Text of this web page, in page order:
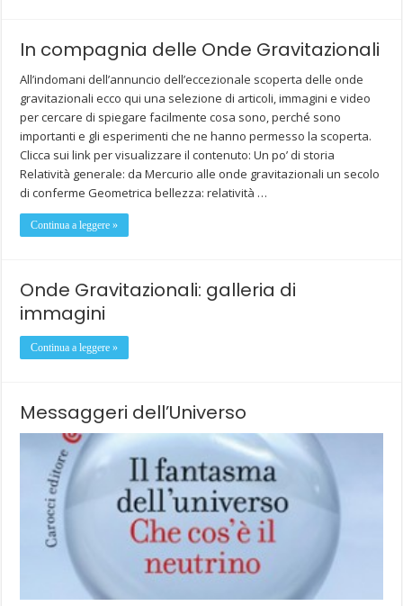
In compagnia delle Onde Gravitazionali
All’indomani dell’annuncio dell’eccezionale scoperta delle onde
gravitazionali ecco qui una selezione di articoli, immagini e video
per cercare di spiegare facilmente cosa sono, perché sono
importanti e gli esperimenti che ne hanno permesso la scoperta.
Clicca sui link per visualizzare il contenuto: Un po’ di storia
Relatività generale: da Mercurio alle onde gravitazionali un secolo
di conferme Geometrica bellezza: relatività …
Continua a leggere »
Onde Gravitazionali: galleria di
immagini
Continua a leggere »
Messaggeri dell’Universo